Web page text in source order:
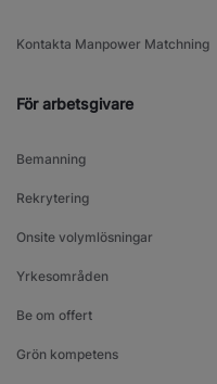
Kontakta Manpower Matchning
För arbetsgivare
Bemanning
Rekrytering
Onsite volymlösningar
Yrkesområden
Be om offert
Grön kompetens